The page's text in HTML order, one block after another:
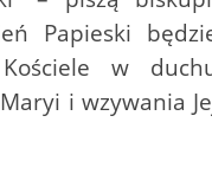
Papieski
w
i wzywania